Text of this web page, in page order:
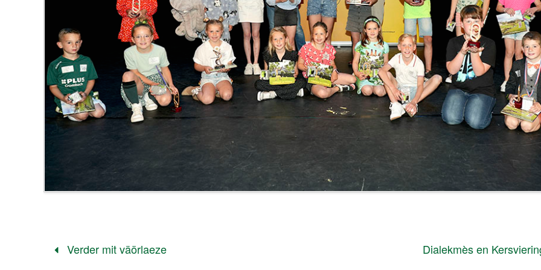
Verder mit väörlaeze Dialekmès en